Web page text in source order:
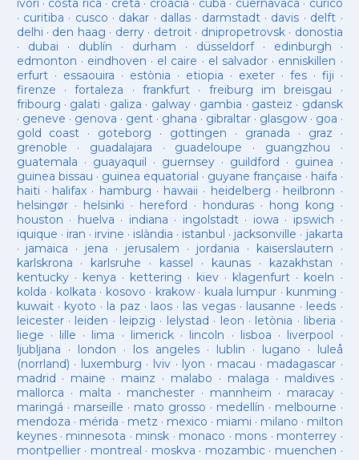
ivori · costa rica · creta · croàcia · cuba · cuernavaca · curicó
· curitiba · cusco · dakar · dallas · darmstadt· davis · delft ·
delhi · den haag · derry· detroit· dnipropetrovsk· donostia
· dubai · dublín · durham · düsseldorf· edinburgh ·
edmonton · eindhoven · el caire · el salvador · enniskillen ·
erfurt· essaouira · estònia · etiopia · exeter· fes· fiji ·
firenze ·fortaleza · frankfurt· freiburg im breisgau ·
fribourg · galati · galiza · galway· gambia · gasteiz · gdansk
· geneve · genova · gent· ghana · gibraltar· glasgow· goa ·
gold coast · goteborg · gottingen · granada · graz ·
grenoble · guadalajara · guadeloupe · guangzhou ·
guatemala · guayaquil · guernsey· guildford · guinea ·
guinea bissau · guinea equatorial · guyane française · haifa ·
haiti · halifax · hamburg · hawaii · heidelberg · heilbronn ·
helsingør· helsinki · hereford · honduras· hong kong ·
houston · huelva · indiana · ingolstadt· iowa · ipswich ·
iquique · iran · irvine · islàndia · istanbul · jacksonville · jakarta
· jamaica · jena · jerusalem · jordania · kaiserslautern ·
karlskrona · karlsruhe · kassel · kaunas· kazakhstan ·
kentucky· kenya · kettering · kiev· klagenfurt · koeln ·
kolda · kolkata · kosovo · krakow· kuala lumpur · kunming ·
kuwait· kyoto · la paz · laos· las vegas· lausanne · leeds ·
leicester· leiden · leipzig · lelystad · leon · letònia · liberia ·
liege · lille · lima · limerick· lincoln · lisboa · liverpool ·
ljubljana · london · los angeles· lublin · lugano · luleå
(norrland) · luxemburg · lviv · lyon · macau · madagascar·
madrid · maine · mainz · malabo · malaga · maldives·
mallorca · malta · manchester· mannheim · maracay·
maringá · marseille · mato grosso · medellín · melbourne ·
mendoza · mérida · metz · mexico · miami · milano · milton
keynes· minnesota · minsk · monaco · mons · monterrey ·
montpellier· montreal · moskva · mozambic· muenchen ·